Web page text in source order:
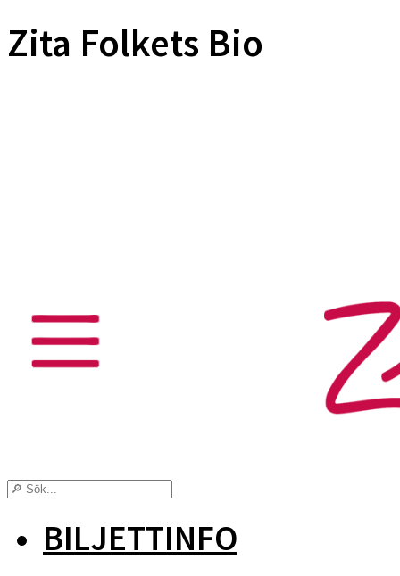
Zita Folkets Bio
BILJETTINFO